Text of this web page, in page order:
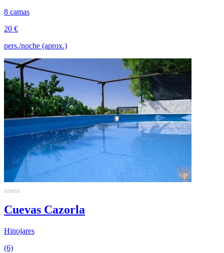
8 camas
20 €
pers./noche (aprox.)
Cuevas Cazorla
Hinojares
(6)